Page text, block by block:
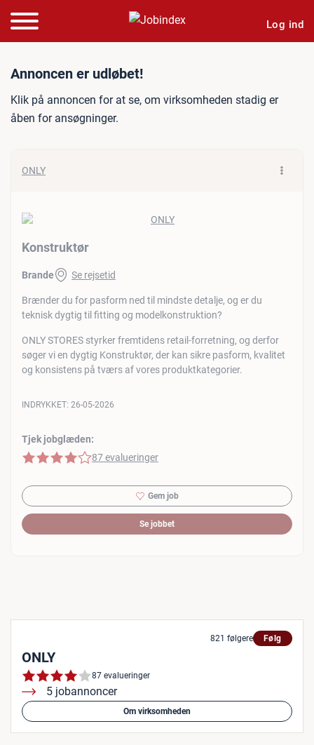
Log ind
Jobannonce: Konstruktør
Annoncen er udløbet!
Klik på annoncen for at se, om virksomheden stadig er
åben for ansøgninger.
ONLY
Konstruktør
Brande Se rejsetid
Brænder du for pasform ned til mindste detalje, og er du
teknisk dygtig til fitting og modelkonstruktion?
ONLY STORES styrker fremtidens retail-forretning, og derfor
søger vi en dygtig Konstruktør, der kan sikre pasform, kvalitet
og konsistens på tværs af vores produktkategorier.
Tjek jobglæden:
4 af 5 stjerner
87 evalueringer
INDRYKKET: 26-05-2026
Gem job
Se jobbet
821 følgere Følg
ONLY
87 evalueringer
5 jobannoncer
Om virksomheden